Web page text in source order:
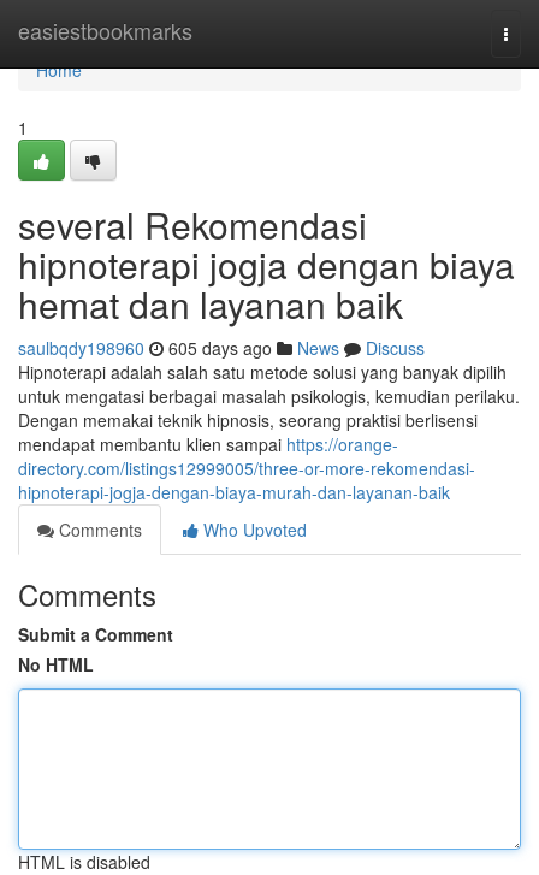
easiestbookmarks
Home
Home
1
several Rekomendasi
hipnoterapi jogja dengan biaya
hemat dan layanan baik
saulbqdy198960 605 days ago News
Discuss
Hipnoterapi adalah salah satu metode solusi yang banyak dipilih
untuk mengatasi berbagai masalah psikologis, kemudian perilaku.
Dengan memakai teknik hipnosis, seorang praktisi berlisensi
mendapat membantu klien sampai https://orange-
directory.com/listings12999005/three-or-more-rekomendasi-
hipnoterapi-jogja-dengan-biaya-murah-dan-layanan-baik
Comments
Who Upvoted
Comments
Submit a Comment
No HTML
HTML is disabled